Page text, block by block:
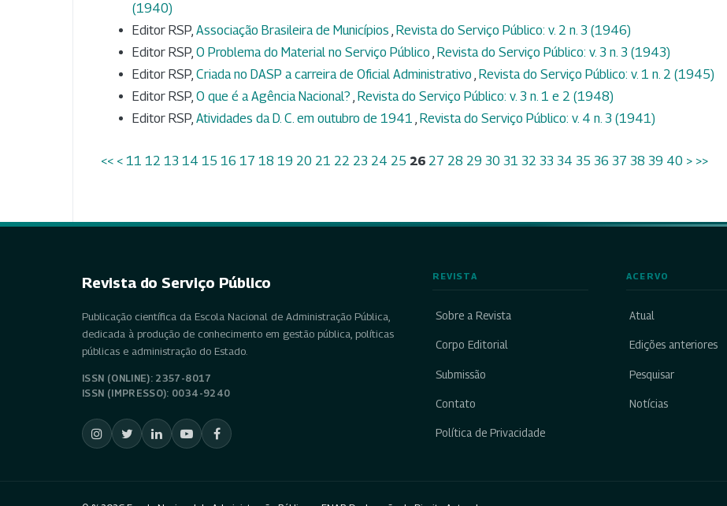
(1940)
Editor RSP, Associação Brasileira de Municípios , Revista do Serviço Público: v. 2 n. 3 (1946)
Editor RSP, O Problema do Material no Serviço Público , Revista do Serviço Público: v. 3 n. 3 (1943)
Editor RSP, Criada no DASP a carreira de Oficial Administrativo , Revista do Serviço Público: v. 1 n. 2 (1945)
Editor RSP, O que é a Agência Nacional? , Revista do Serviço Público: v. 3 n. 1 e 2 (1948)
Editor RSP, Atividades da D. C. em outubro de 1941 , Revista do Serviço Público: v. 4 n. 3 (1941)
<< < 11 12 13 14 15 16 17 18 19 20 21 22 23 24 25 26 27 28 29 30 31 32 33 34 35 36 37 38 39 40 > >>
Revista do Serviço Público
Publicação científica da Escola Nacional de Administração Pública,
dedicada à produção de conhecimento em gestão pública, políticas
públicas e administração do Estado.
ISSN (ONLINE): 2357-8017
ISSN (IMPRESSO): 0034-9240
REVISTA
Sobre a Revista
Corpo Editorial
Submissão
Contato
Política de Privacidade
ACERVO
Atual
Edições anteriores
Pesquisar
Notícias